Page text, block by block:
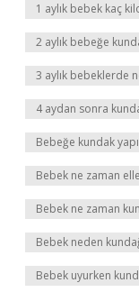
1 aylık bebek kaç
2 aylık bebeğe
3 aylık bebeklerde
4 aydan sonra
Bebeğe kundak
Bebek ne zaman
Bebek ne zaman
Bebek neden
Bebek uyurken